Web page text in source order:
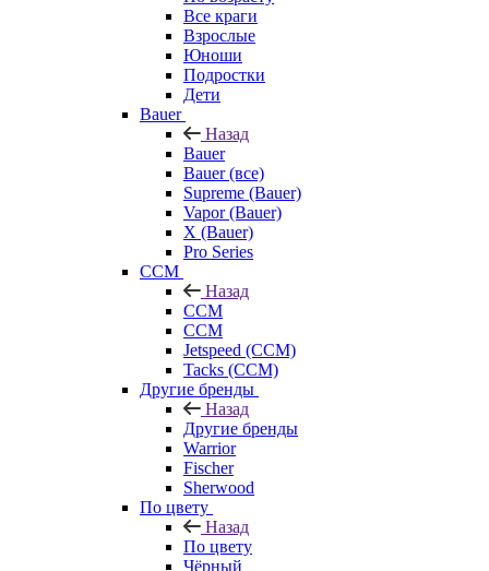
Все краги
Взрослые
Юноши
Подростки
Дети
Bauer
Назад
Bauer
Bauer (все)
Supreme (Bauer)
Vapor (Bauer)
X (Bauer)
Pro Series
CCM
Назад
CCM
CCM
Jetspeed (CCM)
Tacks (CCM)
Другие бренды
Назад
Другие бренды
Warrior
Fischer
Sherwood
По цвету
Назад
По цвету
Чёрный